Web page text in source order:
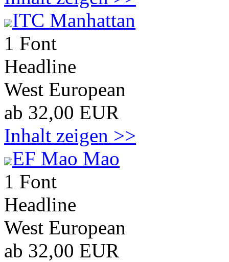
ITC Manhattan
1 Font
Headline
West European
ab 32,00 EUR
Inhalt zeigen >>
EF Mao Mao
1 Font
Headline
West European
ab 32,00 EUR